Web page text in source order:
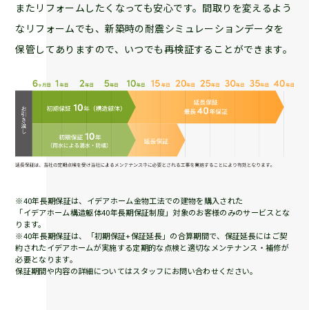
またリフォームしたくなっても安心です。間取りを変えるよう
なリフォームでも、新築時の耐震シミュレーションデータを
保管してありますので、いつでも再検証することができます。
※40年長期保証は、イデアホーム金物工法での建物を購入された
「イデアホーム構造躯体40年長期保証制度」対象のお客様のみのサービスとな
ります。
※40年長期保証は、「初期保証+保証延長」の合算期間で、保証延長にはご契
約されたイデアホームが実施する定期的な点検と適切なメンテナンス・補修が
必要となります。
保証期間や内容の詳細についてはスタッフにお問い合わせください。